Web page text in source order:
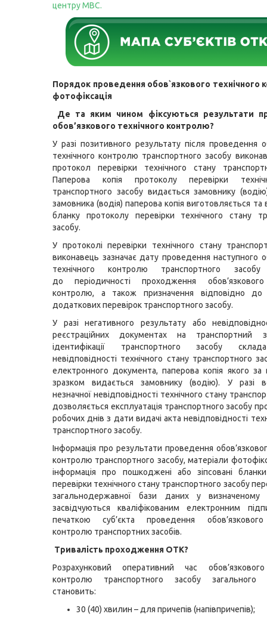
центру МВС.
Порядок проведення обов`язкового технічного
фотофіксація
Де та яким чином фіксуються результати
обов’язкового технічного контролю?
У разі позитивного результату після проведення
технічного контролю транспортного засобу
протокол перевірки технічного стану
Паперова копія протоколу перевірки
транспортного засобу видається замовнику
замовника (водія) паперова копія виготовляється та
бланку протоколу перевірки технічного стану
засобу.
У протоколі перевірки технічного стану
виконавець зазначає дату проведення наступного
технічного контролю транспортного засобу
до періодичності проходження обов’язкового
контролю, а також призначення відповідно до
додаткових перевірок транспортного засобу.
У разі негативного результату або
реєстраційних документах на транспортний
ідентифікації транспортного засобу
невідповідності технічного стану транспортного
електронного документа, паперова копія якого за
зразком видається замовнику (водію). У разі
незначної невідповідності технічного стану
дозволяється експлуатація транспортного засобу
робочих днів з дати видачі акта невідповідності
транспортного засобу.
Інформація про результати проведення
контролю транспортного засобу, матеріали
інформація про пошкоджені або зіпсовані
перевірки технічного стану транспортного засобу
загальнодержавної бази даних у
засвідчуються кваліфікованим електронним
печаткою суб’єкта проведення обов’язкового
контролю транспортних засобів.
Тривалість проходження ОТК?
Розрахунковий оперативний час обов’язкового
контролю транспортного засобу загального
становить:
30 (40) хвилин – для причепів (напівпричепів);